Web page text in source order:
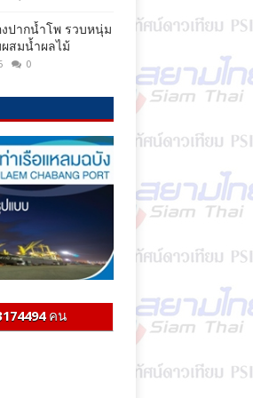
งปากน้ำโพ รวบหนุ่ม
สมน้ำผลไม้
0
คน